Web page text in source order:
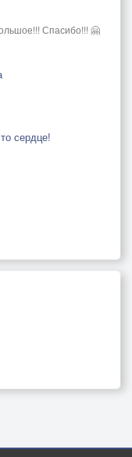
Спасибо!!! 🤗
сердце!